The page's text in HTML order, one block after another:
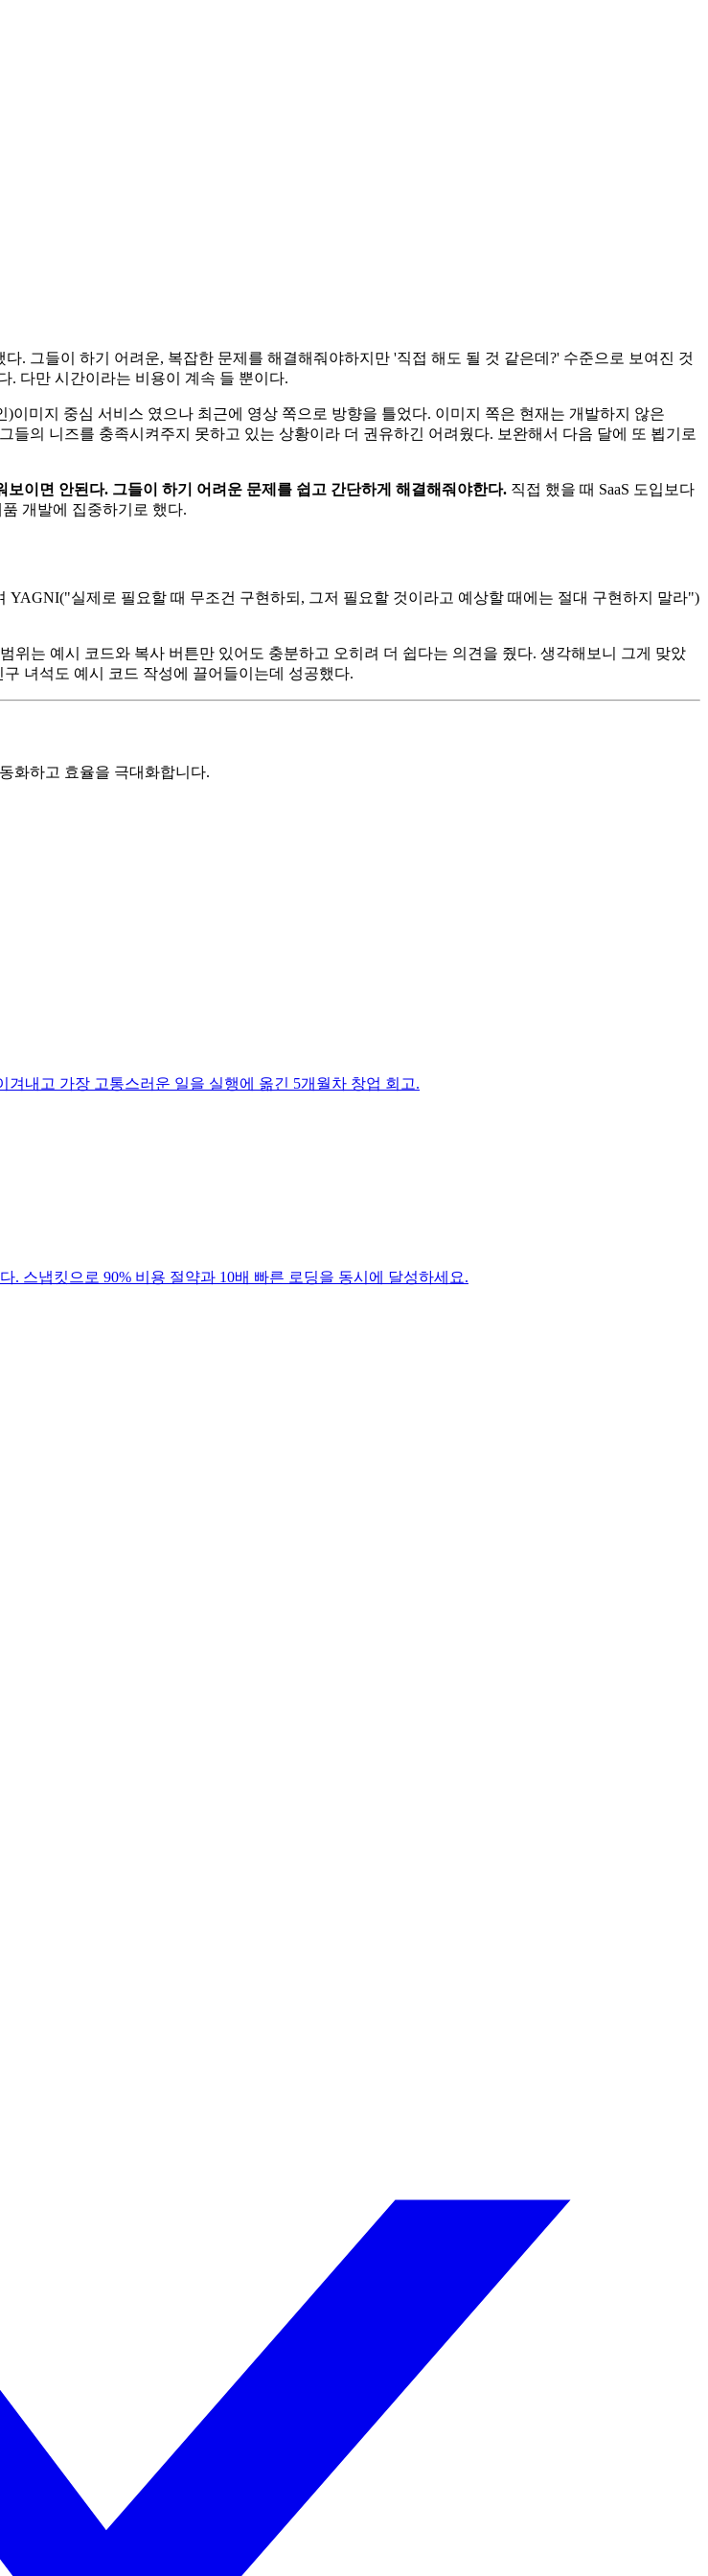
. 그들이 하기 어려운, 복잡한 문제를 해결해줘야하지만 '직접 해도 될 것 같은데?' 수준으로 보여진 것
. 다만 시간이라는 비용이 계속 들 뿐이다.
미지 중심 서비스 였으나 최근에 영상 쪽으로 방향을 틀었다. 이미지 쪽은 현재는 개발하지 않은
의 니즈를 충족시켜주지 못하고 있는 상황이라 더 권유하긴 어려웠다. 보완해서 다음 달에 또 뵙기로
이면 안된다. 그들이 하기 어려운 문제를 쉽고 간단하게 해결해줘야한다. 직접 했을 때 SaaS 도입보다
개발에 집중하기로 했다.
실제로 필요할 때 무조건 구현하되, 그저 필요할 것이라고 예상할 때에는 절대 구현하지 말라")
는 예시 코드와 복사 버튼만 있어도 충분하고 오히려 더 쉽다는 의견을 줬다. 생각해보니 그게 맞았
녀석도 예시 코드 작성에 끌어들이는데 성공했다.
화하고 효율을 극대화합니다.
내고 가장 고통스러운 일을 실행에 옮긴 5개월차 창업 회고.
. 스냅킷으로 90% 비용 절약과 10배 빠른 로딩을 동시에 달성하세요.